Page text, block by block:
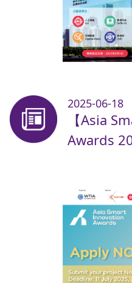
2025-06-18
【Asia
Awards